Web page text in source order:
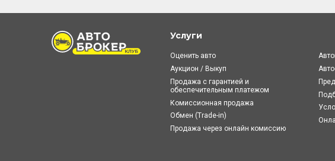
Услуги
Оценить авто
Аукцион / Выкуп
Продажа с гарантией и
обеспечительным платежом
Комиссионная продажа
Обмен (Trade-in)
Продажа через онлайн комиссию